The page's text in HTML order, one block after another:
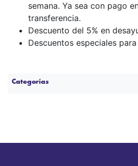
semana. Ya sea con pago
transferencia.
Descuento del 5% en
Descuentos especiales
Categorías